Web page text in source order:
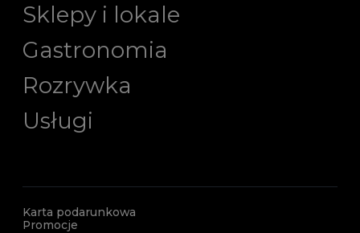
Sklepy i lokale
Gastronomia
Rozrywka
Usługi
Karta podarunkowa
Promocje